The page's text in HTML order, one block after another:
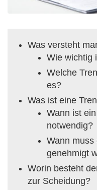
Was versteht
Wie wichtig
Welche
es?
Was ist eine
Wann ist
notwendig?
Wann muss
genehmigt
Worin besteht
zur Scheidung?